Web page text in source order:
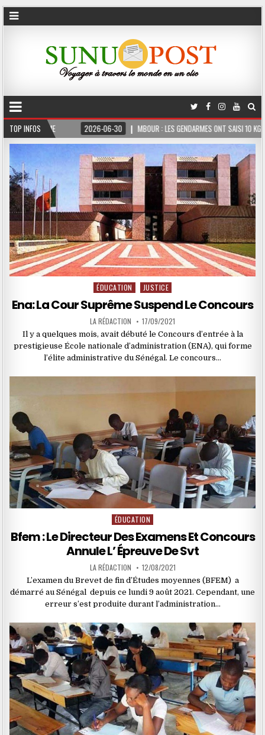
TOP INFOS 2026-06-30 MBOUR : LES GENDARMES ONT SAISI 10 KG DE
Posted
ÉDUCATION JUSTICE
Ena: La Cour Suprême Suspend Le Concours
LA RÉDACTION 17/09/2021
Il y a quelques mois, avait débuté le Concours d’entrée à la
prestigieuse École nationale d’administration (ENA), qui forme
l’élite administrative du Sénégal. Le concours…
Posted
in
ÉDUCATION
Bfem : Le Directeur Des Examens Et Concours
Annule L’ Épreuve De Svt
LA RÉDACTION 12/08/2021
L’examen du Brevet de fin d’Études moyennes (BFEM) a
démarré au Sénégal depuis ce lundi 9 août 2021. Cependant, une
erreur s’est produite durant l’administration…